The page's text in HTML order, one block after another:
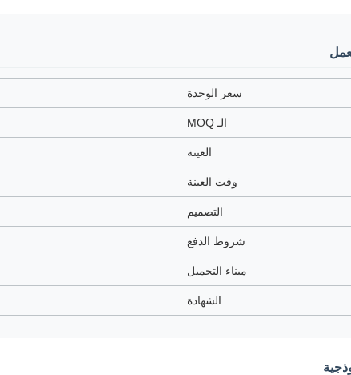
سعر الوحدة
الـ MOQ
العينة
وقت العينة
التصميم
شروط الدفع
ميناء التحميل
الشهادة